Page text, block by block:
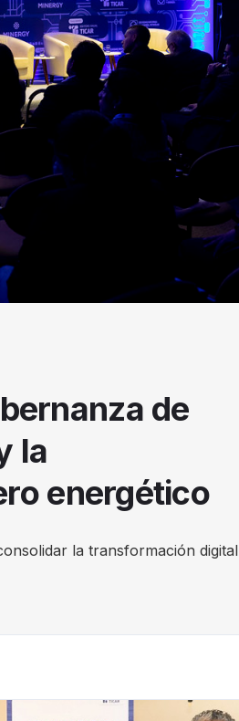
de
la
energético
la transformación digital